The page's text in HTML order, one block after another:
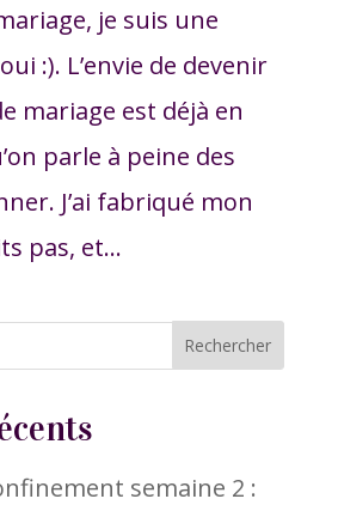
je suis une
:). L’envie de devenir
mariage est déjà en
parle à peine des
J’ai fabriqué mon
pas, et...
semaine 2 :